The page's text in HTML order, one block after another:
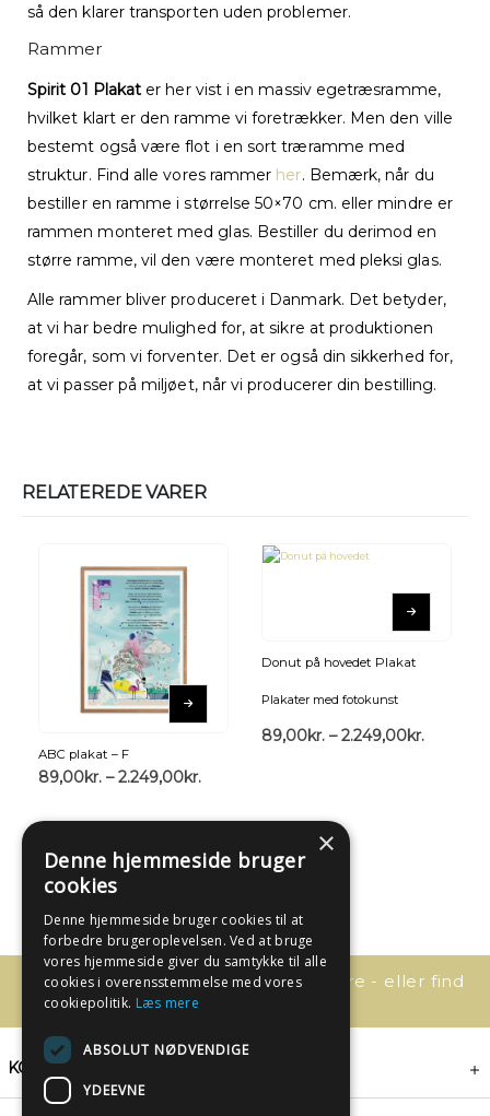
så den klarer transporten uden problemer.
Rammer
Spirit 01 Plakat er her vist i en massiv egetræsramme,
hvilket klart er den ramme vi foretrækker. Men den ville
bestemt også være flot i en sort træramme med
struktur. Find alle vores rammer her. Bemærk, når du
bestiller en ramme i størrelse 50×70 cm. eller mindre er
rammen monteret med glas. Bestiller du derimod en
større ramme, vil den være monteret med pleksi glas.
Alle rammer bliver produceret i Danmark. Det betyder,
at vi har bedre mulighed for, at sikre at produktionen
foregår, som vi forventer. Det er også din sikkerhed for,
at vi passer på miljøet, når vi producerer din bestilling.
RELATEREDE VARER
ABC plakat – F
89,00kr. – 2.249,00kr.
Donut på hovedet Plakat
Plakater med fotokunst
89,00kr. – 2.249,00kr.
Har du spørgsmål, så kontakt os bare - eller find
svaret her:
KONTAKT
×
Denne hjemmeside bruger
cookies
Denne hjemmeside bruger cookies til at
forbedre brugeroplevelsen. Ved at bruge
vores hjemmeside giver du samtykke til alle
cookies i overensstemmelse med vores
cookiepolitik. Læs mere
ABSOLUT NØDVENDIGE
YDEEVNE